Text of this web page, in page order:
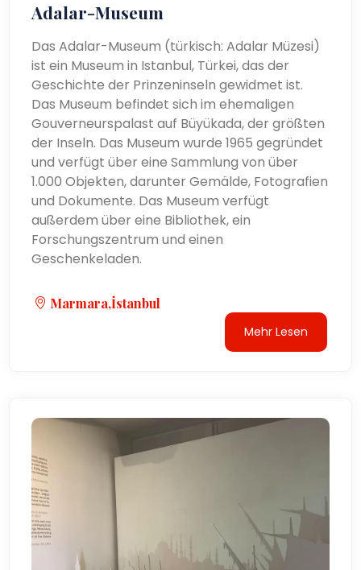
Adalar-Museum
Das Adalar-Museum (türkisch: Adalar Müzesi)
ist ein Museum in Istanbul, Türkei, das der
Geschichte der Prinzeninseln gewidmet ist.
Das Museum befindet sich im ehemaligen
Gouverneurspalast auf Büyükada, der größten
der Inseln. Das Museum wurde 1965 gegründet
und verfügt über eine Sammlung von über
1.000 Objekten, darunter Gemälde, Fotografien
und Dokumente. Das Museum verfügt
außerdem über eine Bibliothek, ein
Forschungszentrum und einen
Geschenkeladen.
Marmara,İstanbul
Mehr Lesen